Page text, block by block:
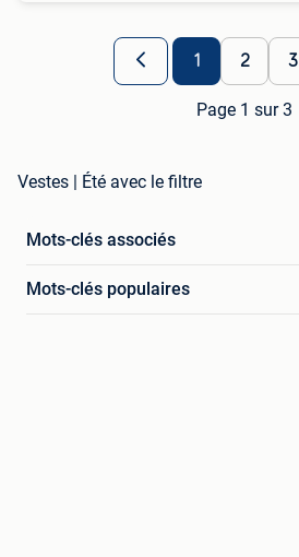
1 2 3
Page 1 sur 3
Vestes | Été avec le filtre
Mots-clés associés
Mots-clés populaires